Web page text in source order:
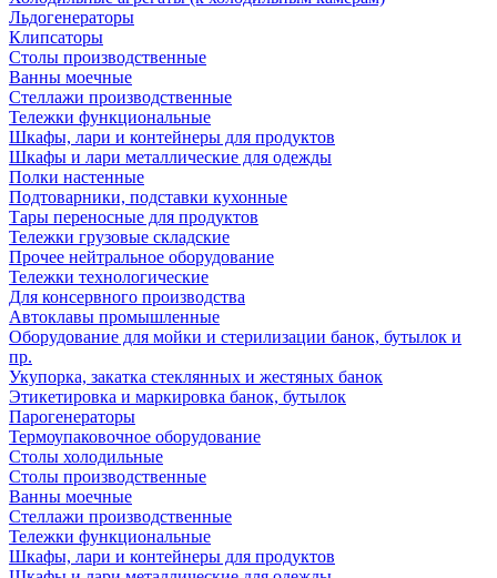
Льдогенераторы
Клипсаторы
Столы производственные
Ванны моечные
Стеллажи производственные
Тележки функциональные
Шкафы, лари и контейнеры для продуктов
Шкафы и лари металлические для одежды
Полки настенные
Подтоварники, подставки кухонные
Тары переносные для продуктов
Тележки грузовые складские
Прочее нейтральное оборудование
Тележки технологические
Для консервного производства
Автоклавы промышленные
Оборудование для мойки и стерилизации банок, бутылок и
пр.
Укупорка, закатка стеклянных и жестяных банок
Этикетировка и маркировка банок, бутылок
Парогенераторы
Термоупаковочное оборудование
Столы холодильные
Столы производственные
Ванны моечные
Стеллажи производственные
Тележки функциональные
Шкафы, лари и контейнеры для продуктов